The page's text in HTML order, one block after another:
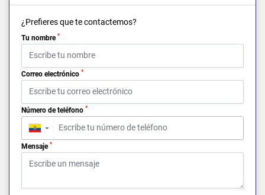
¿Prefieres que te contactemos?
Tu nombre *
Correo electrónico *
Número de teléfono *
▼
Mensaje *